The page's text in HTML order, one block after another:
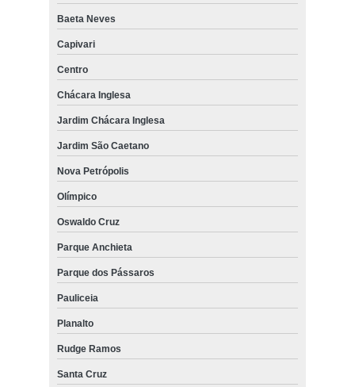
Baeta Neves
Capivari
Centro
Chácara Inglesa
Jardim Chácara Inglesa
Jardim São Caetano
Nova Petrópolis
Olímpico
Oswaldo Cruz
Parque Anchieta
Parque dos Pássaros
Pauliceia
Planalto
Rudge Ramos
Santa Cruz